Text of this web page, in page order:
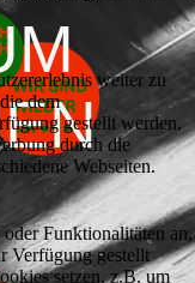
weiter zu
dem
gestellt werden,
durch die
Webseiten.
Funktionalitäten an,
Verfügung gestellt
setzen, z.B. um